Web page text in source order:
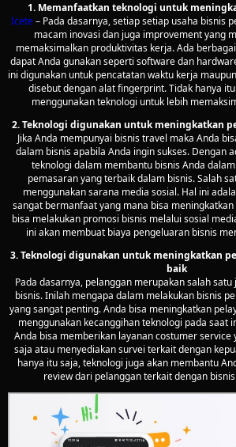
1. Memanfaatkan teknologi untuk
Icete – Pada dasarnya, setiap setiap usaha bisnis
macam inovasi dan juga improvement yang
memaksimalkan produktivitas kerja. Ada
dapat Anda gunakan seperti software dan
ini digunakan untuk pencatatan waktu kerja
disebut dengan alat fingerprint. Tidak hanya
menggunakan teknologi untuk lebih
2. Teknologi digunakan untuk meningkatkan
Jika Anda mempunyai bisnis travel maka Anda
dalam bisnis apabila Anda ingin sukses. Dengan
teknologi dalam membantu bisnis Anda
pemasaran yang terbaik dalam bisnis. Salah
menggunakan sarana media sosial. Hal ini
sangat bermanfaat yang mana bisa
bisa melakukan promosi bisnis melalui sosial
ini akan membuat biaya pengeluaran bisnis
3. Teknologi digunakan untuk meningkatkan
baik
Pada dasarnya, pelanggan merupakan salah
bisnis. Inilah mengapa dalam melakukan bisnis
yang sangat penting. Anda bisa meningkatkan
menggunakan kecanggihan teknologi pada saat
Anda bisa memberikan layanan costumer service
saja atau menyediakan survei terkait dengan
hanya itu saja, teknologi juga akan membantu
review dari pelanggan terkait dengan